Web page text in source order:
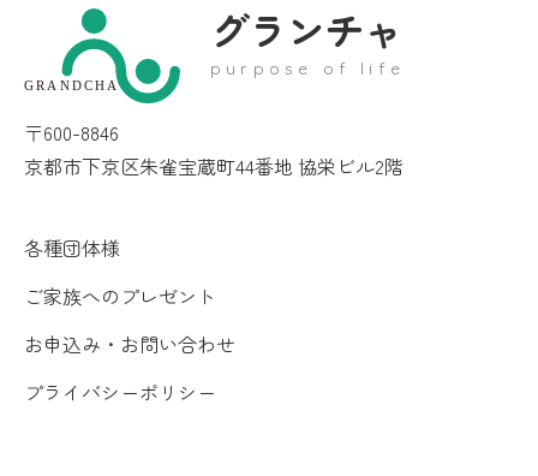
GRANDCHA
グランチャ
purpose of life
〒600-8846
京都市下京区朱雀宝蔵町44番地 協栄ビル2階
各種団体様
ご家族へのプレゼント
お申込み・お問い合わせ
プライバシーポリシー